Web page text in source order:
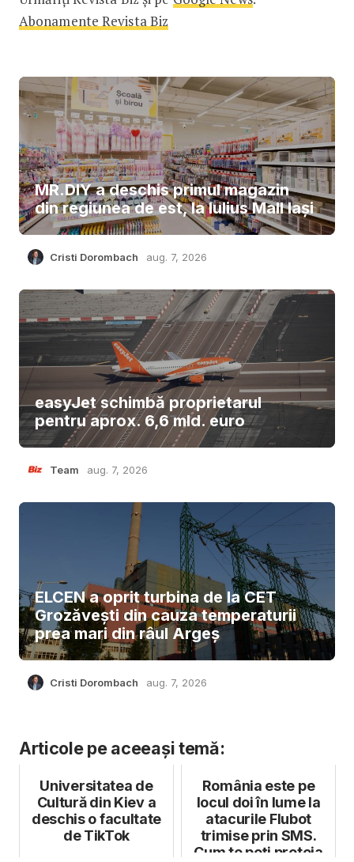
Abonamente Revista Biz
MR.DIY a deschis primul magazin
din regiunea de est, la Iulius Mall Iași
Cristi Dorombach aug. 7, 2026
easyJet schimbă proprietarul
pentru aprox. 6,6 mld. euro
Team aug. 7, 2026
ELCEN a oprit turbina de la CET
Grozăvești din cauza temperaturii
prea mari din râul Argeș
Cristi Dorombach aug. 7, 2026
Articole pe aceeași temă:
Universitatea de
Cultură din Kiev a
deschis o facultate
de TikTok
România este pe
locul doi în lume la
atacurile Flubot
trimise prin SMS.
Cum te poți proteja